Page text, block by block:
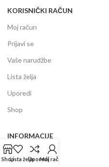
KORISNIČKI RAČUN
Moj račun
Prijavi se
Vaše narudžbe
Lista želja
Uporedi
Shop
INFORMACIJE
Prodajni centar
ShopLista željaUporediMoj račun